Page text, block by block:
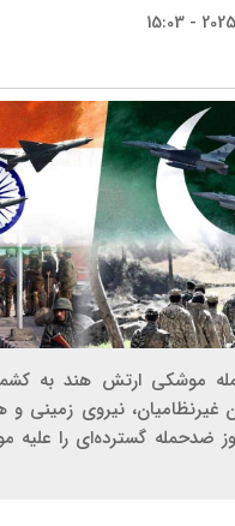
موشکی ارتش هند به
نیروی زمینی و
ضدحمله گسترده‌ای را علیه